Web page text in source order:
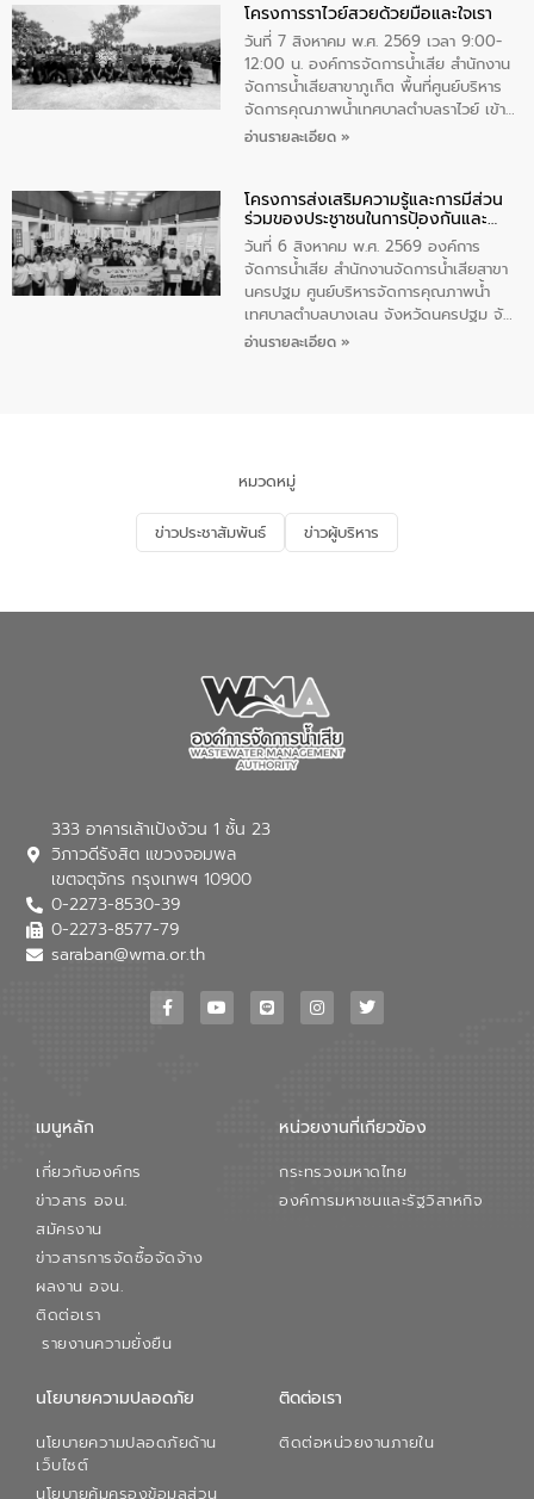
ทองคำและประกาศเกียรติคุณให้แก่ กำนัน
ผู้ใหญ่บ้านยอดเยี่ยม พร้อมกล่าวชื่นชม ให้
โอวาท และมอบนโยบาย
โครงการราไวย์สวยด้วยมือและใจเรา
วันที่ 7 สิงหาคม พ.ศ. 2569 เวลา 9:00-
12:00 น. องค์การจัดการน้ำเสีย สำนักงาน
จัดการน้ำเสียสาขาภูเก็ต พื้นที่ศูนย์บริหาร
จัดการคุณภาพน้ำเทศบาลตำบลราไวย์ เข้า
ร่วมโครงการราไวย์สวยด้วยมือและใจเรา
ประชาชน ตัวแทนจากโรงแรมต่างๆ ในเขต
เทศบาลตำบลราไวย์ ศูนย์บริหารจัดการ
คุณภาพน้ำเทศบาลตำบลราไวย์ นำโดยนาย
น้อย แก้วเศษ ผู้จัดการสำนักงานจัดการน้ำ
เสียสาขาภูเก็ต พร้อมด้วยเจ้าหน้าที่ จำนวน
5 คน ร่วมทำกิจกรรม ทำความสะอาด
ชายหาดและแหล่งท่องเที่ยว ณ บริเวณ
อ่านรายละเอียด »
โครงการส่งเสริมความรู้และการมีส่วน
ร่วมของประชาชนในการป้องกันและ
แก้ไขปัญหาน้ำเสียอย่างยั่งยืน
วันที่ 6 สิงหาคม พ.ศ. 2569 องค์การ
จัดการน้ำเสีย สำนักงานจัดการน้ำเสียสาขา
นครปฐม ศูนย์บริหารจัดการคุณภาพน้ำ
เทศบาลตำบลบางเลน จังหวัดนครปฐม จัด
กิจกรรมภายใต้โครงการส่งเสริมความรู้และ
จัดการน้ำเสียและสร้างจิตสำนึกในการ
อนุรักษ์สิ่งแวดล้อม ในหัวข้อ “น้ำเสียชุมชน
และการบำบัดน้ำเสียเบื้องต้น” โดยให้ความรู้
เกี่ยวกับสาเหตุและผลกระทบของน้ำเสีย
ณ เทศบาลตำบลบางเลน จังหวัดนครปฐม
อ่านรายละเอียด »
หมวดหมู่
ข่าวประชาสัมพันธ์ ข่าวผู้บริหาร
333 อาคารเล้าเป้งง้วน 1 ชั้น 23
วิภาวดีรังสิต แขวงจอมพล
เขตจตุจักร กรุงเทพฯ 10900
0-2273-8530-39
0-2273-8577-79
saraban@wma.or.th
เมนูหลัก
เกี่ยวกับองค์กร
ข่าวสาร อจน.
สมัครงาน
ข่าวสารการจัดซื้อจัดจ้าง
ผลงาน อจน.
ติดต่อเรา
รายงานความยั่งยืน
หน่วยงานที่เกียวข้อง
กระทรวงมหาดไทย
องค์การมหาชนและรัฐวิสาหกิจ
นโยบายความปลอดภัย
นโยบายความปลอดภัยด้าน
เว็บไซต์
นโยบายคุ้มครองข้อมูลส่วน
ติดต่อเรา
ติดต่อหน่วยงานภายใน